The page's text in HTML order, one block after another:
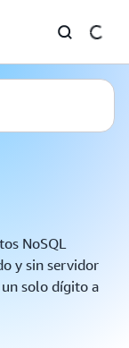
NoSQL
y sin servidor
solo dígito a